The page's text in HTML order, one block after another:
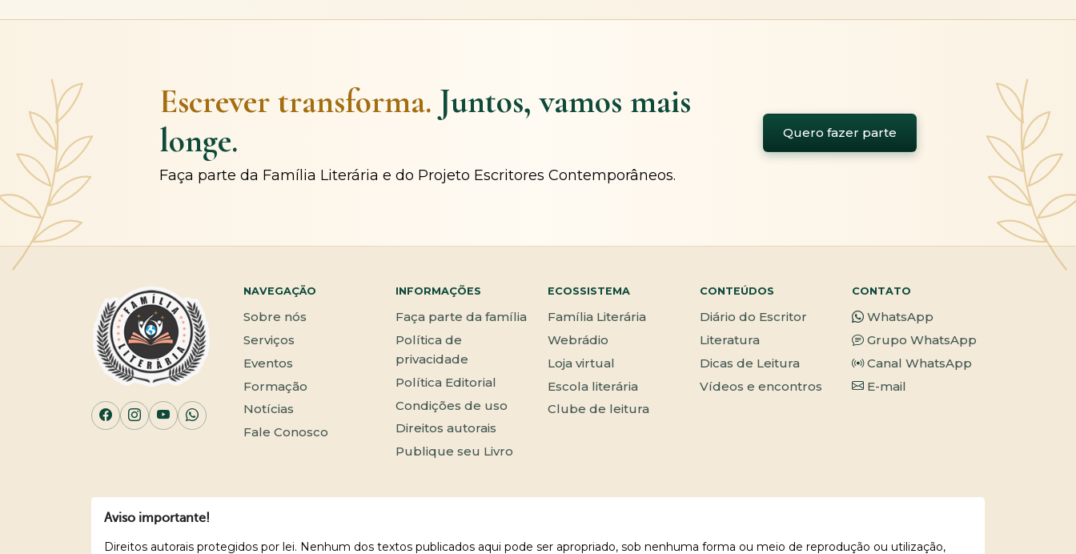
Escrever transforma. Juntos, vamos mais
longe.
Faça parte da Família Literária e do Projeto Escritores Contemporâneos.
Quero fazer parte
NAVEGAÇÃO
Sobre nós
Serviços
Eventos
Formação
Notícias
Fale Conosco
INFORMAÇÕES
Faça parte da família
Política de
privacidade
Política Editorial
Condições de uso
Direitos autorais
Publique seu Livro
ECOSSISTEMA
Família Literária
Webrádio
Loja virtual
Escola literária
Clube de leitura
CONTEÚDOS
Diário do Escritor
Literatura
Dicas de Leitura
Vídeos e encontros
CONTATO
WhatsApp
Grupo WhatsApp
Canal WhatsApp
E-mail
Aviso importante!
Direitos autorais protegidos por lei. Nenhum dos textos publicados aqui pode ser apropriado, sob nenhuma forma ou meio de reprodução ou utilização,